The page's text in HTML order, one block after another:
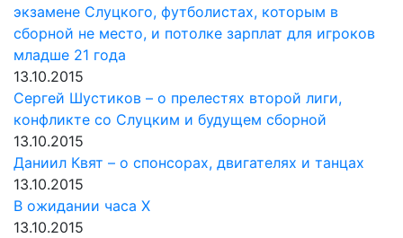
экзамене Слуцкого, футболистах, которым в
сборной не место, и потолке зарплат для игроков
младше 21 года
13.10.2015
Сергей Шустиков – о прелестях второй лиги,
конфликте со Слуцким и будущем сборной
13.10.2015
Даниил Квят – о спонсорах, двигателях и танцах
13.10.2015
В ожидании часа X
13.10.2015